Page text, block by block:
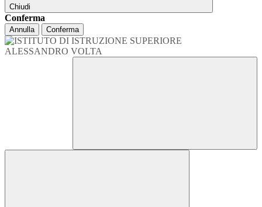
Chiudi
Conferma
Annulla Conferma